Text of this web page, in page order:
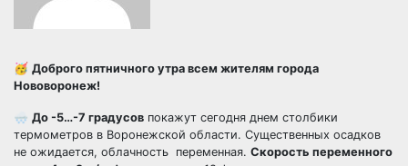
🥳 Доброго пятничного утра всем жителям города
Нововоронеж!
🌨 До -5…-7 градусов покажут сегодня днем столбики
термометров в Воронежской области. Существенных осадков
не ожидается, облачность переменная. Скорость переменного